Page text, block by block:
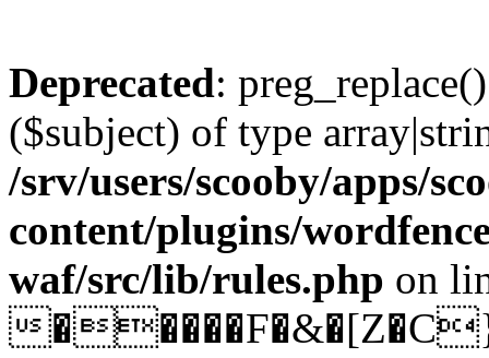
Deprecated:
($subject) of type
/srv/users/scooby/apps/
content/plugins/
waf/src/lib/rules.php on